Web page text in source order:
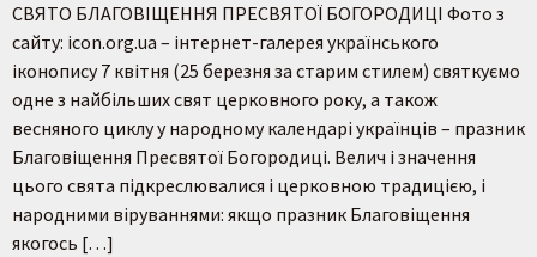
СВЯТО БЛАГОВІЩЕННЯ ПРЕСВЯТОЇ БОГОРОДИЦІ Фото з
сайту: icon.org.ua – інтернет-галерея українського
іконопису 7 квітня (25 березня за старим стилем) святкуємо
одне з найбільших свят церковного року, а також
весняного циклу у народному календарі українців – празник
Благовіщення Пресвятої Богородиці. Велич і значення
цього свята підкреслювалися і церковною традицією, і
народними віруваннями: якщо празник Благовіщення
якогось […]